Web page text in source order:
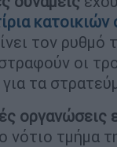
κατοικιών
τον
οι
τα
οργανώσεις
νότιο τμήμα